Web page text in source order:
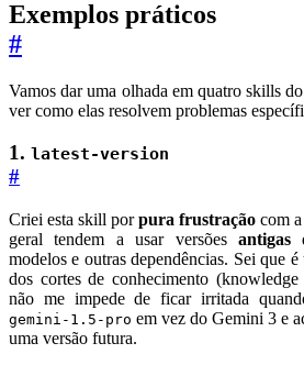
Exemplos práticos
#
Vamos dar uma olhada em quatro skills
ver como elas resolvem problemas
1. latest-version
#
Criei esta skill porpura frustração com
geral tendem a usar versões antigas
modelos e outras dependências. Sei que
dos cortes de conhecimento
não me impede de ficar irritada
gemini-1.5-pro em vez do Gemini 3 e
uma versão futura.